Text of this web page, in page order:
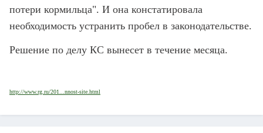
потери кормильца". И она констатировала
необходимость устранить пробел в законодательстве.
Решение по делу КС вынесет в течение месяца.
http://www.rg.ru/201...nnost-site.html